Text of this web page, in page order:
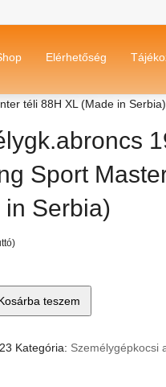
Elérhetőség
téli 88H XL (Made in Serbia)
Sport
in Serbia)
teszem
Kategória: Személygépkocsi